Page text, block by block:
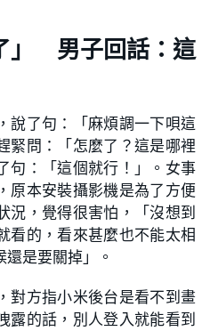
」 男子回話：這
說了句：「麻煩調一下唄這
緊問：「怎麼了？這是哪裡
句：「這個就行！」。女事
原本安裝攝影機是為了方便
況，覺得很害怕，「沒想到
看的，看來甚麼也不能太相
是要關掉」。
對方指小米後台是看不到畫
露的話，別人登入就能看到